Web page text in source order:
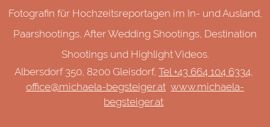
Fotografin für Hochzeitsreportagen im In- und Ausland,
Paarshootings, After Wedding Shootings, Destination
Shootings und Highlight Videos.
Albersdorf 350, 8200 Gleisdorf, Tel +43 664 104 6334,
office@michaela-begsteiger.at www.michaela-
begsteiger.at